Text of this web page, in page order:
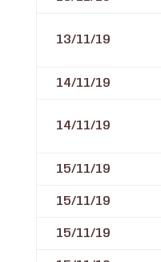
13/11/19
14/11/19
14/11/19
15/11/19
15/11/19
15/11/19